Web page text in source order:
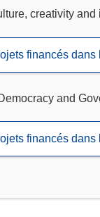
creativity
financés
and
financés